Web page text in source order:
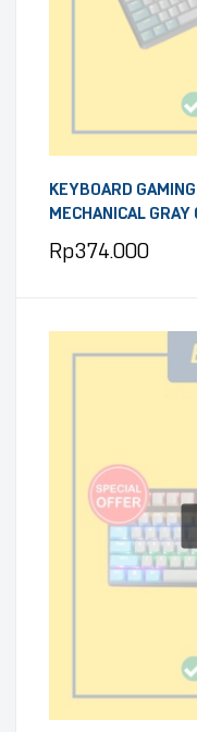
KEYBOARD
MECHANICAL GRAY
Rp374.000